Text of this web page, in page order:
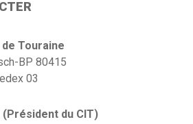
Touraine
BP 80415
03
(Président du CIT)